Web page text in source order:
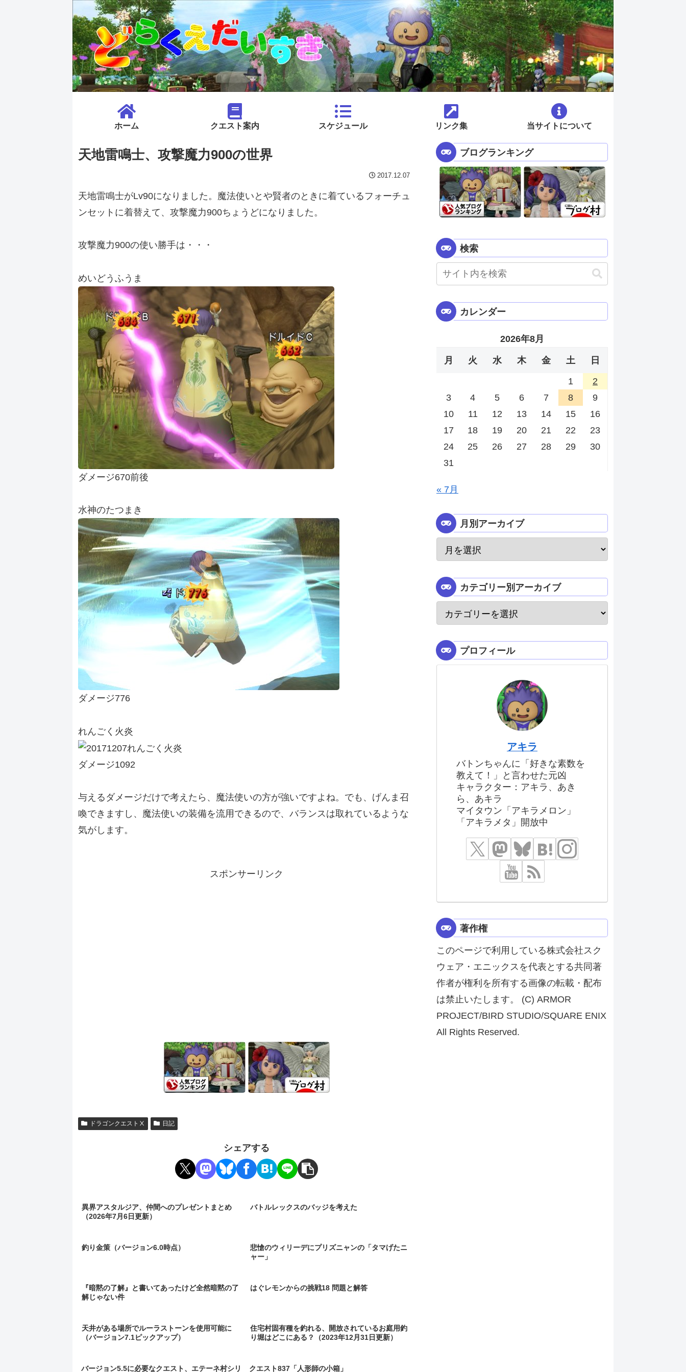
ホーム クエスト案内 スケジュール リンク集 当サイトについて
天地雷鳴士、攻撃魔力900の世界
2017.12.07
天地雷鳴士がLv90になりました。魔法使いとや賢者のときに着ているフォーチュ
ンセットに着替えて、攻撃魔力900ちょうどになりました。
攻撃魔力900の使い勝手は・・・
めいどうふうま
ダメージ670前後
水神のたつまき
ダメージ776
れんごく火炎
ダメージ1092
与えるダメージだけで考えたら、魔法使いの方が強いですよね。でも、げんま召
喚できますし、魔法使いの装備を流用できるので、バランスは取れているような
気がします。
スポンサーリンク
ドラゴンクエストⅩ 日記
シェアする
異界アスタルジア、仲間へのプレゼントまとめ
（2026年7月6日更新）
バトルレックスのバッジを考えた
釣り金策（バージョン6.0時点）
悲愴のウィリーデにプリズニャンの「タマげたニ
ャー」
『暗黙の了解』と書いてあったけど全然暗黙の了
解じゃない件
はぐレモンからの挑戦18 問題と解答
天井がある場所でルーラストーンを使用可能に
（バージョン7.1ピックアップ）
住宅村固有種を釣れる、開放されているお庭用釣
り堀はどこにある？（2023年12月31日更新）
バージョン5.5に必要なクエスト、エテーネ村シリ クエスト837「人形師の小箱」
ブログランキング
検索
カレンダー
2026年8月
月 火 水 木 金 土 日
1
2
3
4 5 6 7 8
9
10
11 12 13 14 15
16
17
18 19 20 21 22
23
24
25 26 27 28 29
30
31
« 7月
月別アーカイブ
カテゴリー別アーカイブ
プロフィール
アキラ
バトンちゃんに「好きな素数を
教えて！」と言わせた元凶
キャラクター：アキラ、あき
ら、あキラ
マイタウン「アキラメロン」
「アキラメタ」開放中
著作権
このページで利用している株式会社スク
ウェア・エニックスを代表とする共同著
作者が権利を所有する画像の転載・配布
は禁止いたします。 (C) ARMOR
PROJECT/BIRD STUDIO/SQUARE ENIX
All Rights Reserved.